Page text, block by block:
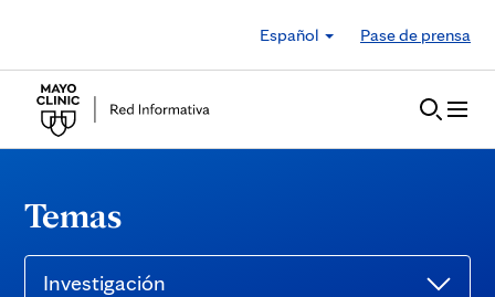
Español
Pase de prensa
Temas
Investigación